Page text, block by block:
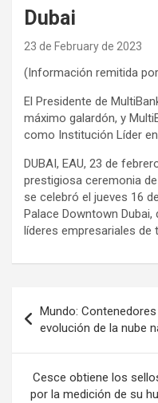
Dubai
23 de February de 2023
(Información remitida
El Presidente de
máximo galardón, y
como Institución Líder
DUBAI, EAU, 23 de
prestigiosa ceremonia
se celebró el jueves 16
Palace Downtown
líderes empresariales de
navigation
Mundo:
evolución de la nube
Cesce obtiene los
por la medición de su